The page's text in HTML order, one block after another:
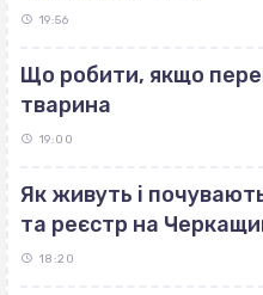
19:56
Що робити, якщо
тварина
19:00
Як живуть і
та реєстр на
18:20